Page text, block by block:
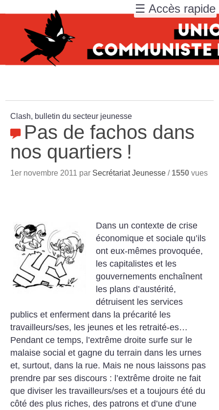
Clash, bulletin du secteur jeunesse
Pas de fachos dans
nos quartiers !
1er novembre 2011 par Secrétariat Jeunesse / 1550 vues
Dans un contexte de crise
économique et sociale qu’ils
ont eux-mêmes provoquée,
les capitalistes et les
gouvernements enchaînent
les plans d’austérité,
détruisent les services
publics et enferment dans la précarité les
travailleurs/ses, les jeunes et les retraité-es…
Pendant ce temps, l’extrême droite surfe sur le
malaise social et gagne du terrain dans les urnes
et, surtout, dans la rue. Mais ne nous laissons pas
prendre par ses discours : l’extrême droite ne fait
que diviser les travailleurs/ses et a toujours été du
côté des plus riches, des patrons et d’une d’une
☰ Accès rapide